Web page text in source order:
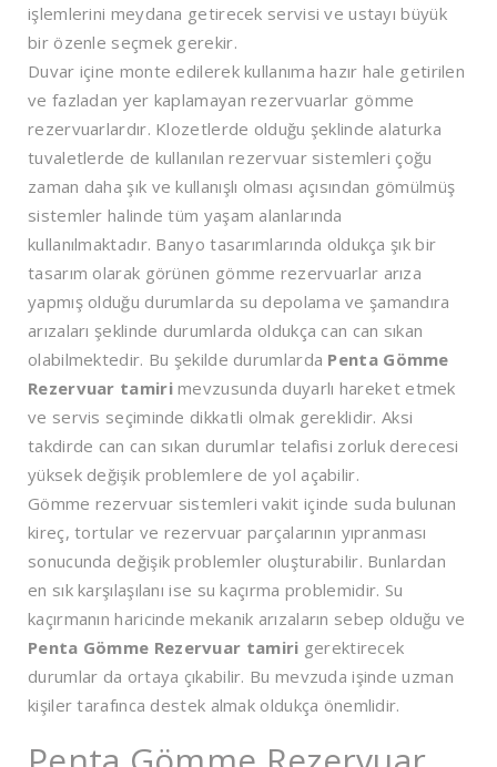
işlemlerini meydana getirecek servisi ve ustayı büyük
bir özenle seçmek gerekir.
Duvar içine monte edilerek kullanıma hazır hale getirilen
ve fazladan yer kaplamayan rezervuarlar gömme
rezervuarlardır. Klozetlerde olduğu şeklinde alaturka
tuvaletlerde de kullanılan rezervuar sistemleri çoğu
zaman daha şık ve kullanışlı olması açısından gömülmüş
sistemler halinde tüm yaşam alanlarında
kullanılmaktadır. Banyo tasarımlarında oldukça şık bir
tasarım olarak görünen gömme rezervuarlar arıza
yapmış olduğu durumlarda su depolama ve şamandıra
arızaları şeklinde durumlarda oldukça can can sıkan
olabilmektedir. Bu şekilde durumlarda Penta Gömme
Rezervuar tamirimevzusunda duyarlı hareket etmek
ve servis seçiminde dikkatli olmak gereklidir. Aksi
takdirde can can sıkan durumlar telafisi zorluk derecesi
yüksek değişik problemlere de yol açabilir.
Gömme rezervuar sistemleri vakit içinde suda bulunan
kireç, tortular ve rezervuar parçalarının yıpranması
sonucunda değişik problemler oluşturabilir. Bunlardan
en sık karşılaşılanı ise su kaçırma problemidir. Su
kaçırmanın haricinde mekanik arızaların sebep olduğu ve
Penta Gömme Rezervuar tamiri gerektirecek
durumlar da ortaya çıkabilir. Bu mevzuda işinde uzman
kişiler tarafınca destek almak oldukça önemlidir.